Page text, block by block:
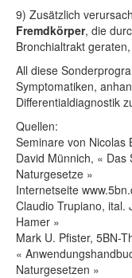
9) Zusätzlich
Fremdkörper, die
Bronchialtrakt
All diese
Symptomatiken,
Differentialdiagnostik
Quellen:
Seminare von Nicolas
David Münnich, « Das
Naturgesetze »
Internetseite
Claudio Trupiano, ital.
Hamer »
Mark U. Pfister, 5BN-
«
Naturgesetzen »